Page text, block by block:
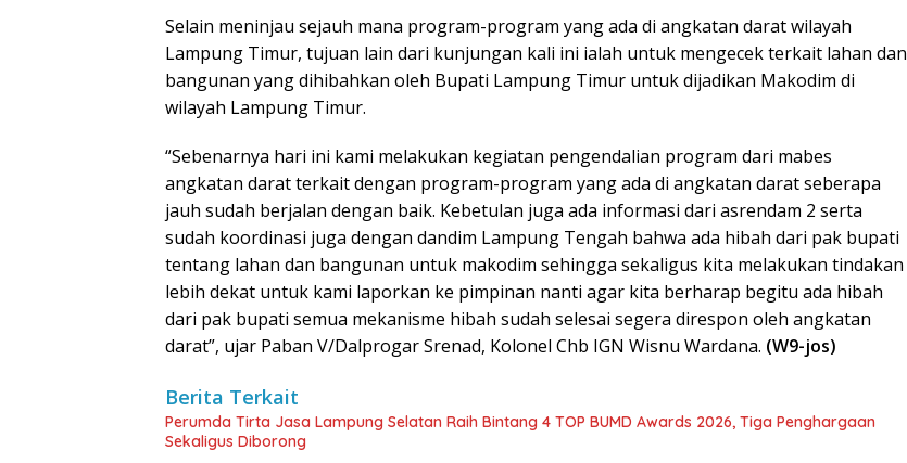
Selain meninjau sejauh mana program-program yang ada di angkatan darat wilayah
Lampung Timur, tujuan lain dari kunjungan kali ini ialah untuk mengecek terkait lahan dan
bangunan yang dihibahkan oleh Bupati Lampung Timur untuk dijadikan Makodim di
wilayah Lampung Timur.
“Sebenarnya hari ini kami melakukan kegiatan pengendalian program dari mabes
angkatan darat terkait dengan program-program yang ada di angkatan darat seberapa
jauh sudah berjalan dengan baik. Kebetulan juga ada informasi dari asrendam 2 serta
sudah koordinasi juga dengan dandim Lampung Tengah bahwa ada hibah dari pak bupati
tentang lahan dan bangunan untuk makodim sehingga sekaligus kita melakukan tindakan
lebih dekat untuk kami laporkan ke pimpinan nanti agar kita berharap begitu ada hibah
dari pak bupati semua mekanisme hibah sudah selesai segera direspon oleh angkatan
darat”, ujar Paban V/Dalprogar Srenad, Kolonel Chb IGN Wisnu Wardana. (W9-jos)
Berita Terkait
Perumda Tirta Jasa Lampung Selatan Raih Bintang 4 TOP BUMD Awards 2026, Tiga Penghargaan
Sekaligus Diborong